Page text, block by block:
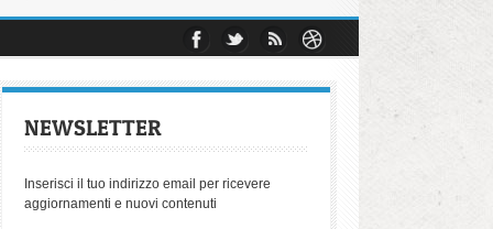
Dott. Michele Morello
che hanno conosciuto il carcere
Biennale di Antigone
di beniamino Zuncheddu
autoritarie del diritto penale
napoletana
NEWSLETTER
Inserisci il tuo indirizzo email per ricevere
aggiornamenti e nuovi contenuti